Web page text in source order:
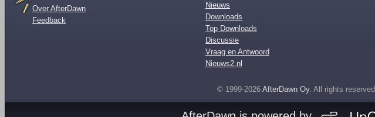
Over AfterDawn
Feedback
Nieuws
Downloads
Top Downloads
Discussie
Vraag en Antwoord
Nieuws2.nl
© 1999-2026 AfterDawn Oy. All rights reserved